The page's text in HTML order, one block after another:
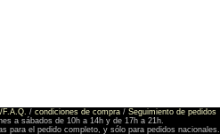
F.A.Q. / condiciones de compra / Seguimiento de pedidos
a sábados de 10h a 14h y de 17h a 21h.
para el pedido completo, y sólo para pedidos nacionales.